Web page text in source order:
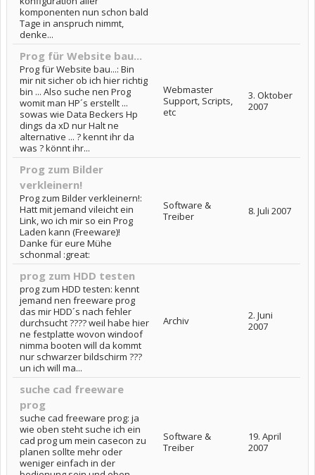
komponenten nun schon bald
Tage in anspruch nimmt,
denke...
Prog für Website bau...
Prog für Website bau...: Bin
mir nit sicher ob ich hier richtig
bin ... Also suche nen Prog
womit man HP´s erstellt ...
sowas wie Data Beckers Hp
dings da xD nur Halt ne
alternative ... ? kennt ihr da
was ? könnt ihr...
Webmaster
Support, Scripts,
etc
3. Oktober
2007
Prog zum Bilder
verkleinern!
Prog zum Bilder verkleinern!:
Hatt mit jemand vileicht ein
Link, wo ich mir so ein Prog
Laden kann (Freeware)!
Danke für eure Mühe
schonmal :great:
Software &
Treiber
8. Juli 2007
prog zum HDD testen
prog zum HDD testen: kennt
jemand nen freeware prog
das mir HDD´s nach fehler
durchsucht ???? weil habe hier
ne festplatte wovon windoof
nimma booten will da kommt
nur schwarzer bildschirm ???
un ich will ma...
Archiv
2. Juni
2007
suche cad freeware
prog
suche cad freeware prog: ja
wie oben steht suche ich ein
cad prog um mein casecon zu
planen sollte mehr oder
weniger einfach in der
Software &
Treiber
19. April
2007